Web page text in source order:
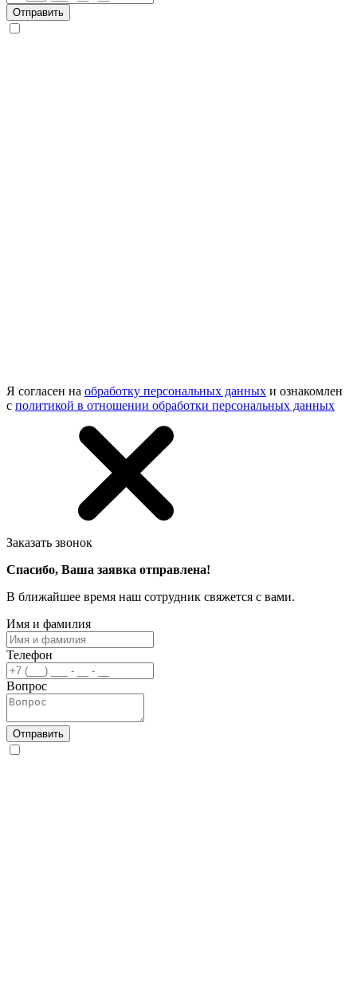
Отправить
Я согласен на обработку персональных данных и ознакомлен
с политикой в отношении обработки персональных данных
Заказать звонок
Спасибо, Ваша заявка отправлена!
В ближайшее время наш сотрудник свяжется с вами.
Имя и фамилия
Телефон
Вопрос
Отправить